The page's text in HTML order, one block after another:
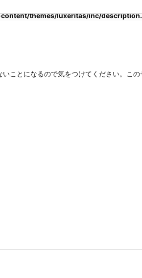
themes/luxeritas/inc/
ことになるので気をつけてください。こ